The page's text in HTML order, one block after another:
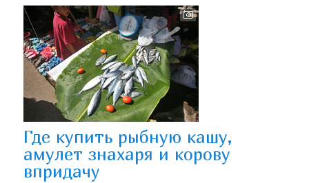
Где купить рыбную кашу,
амулет знахаря и корову
впридачу